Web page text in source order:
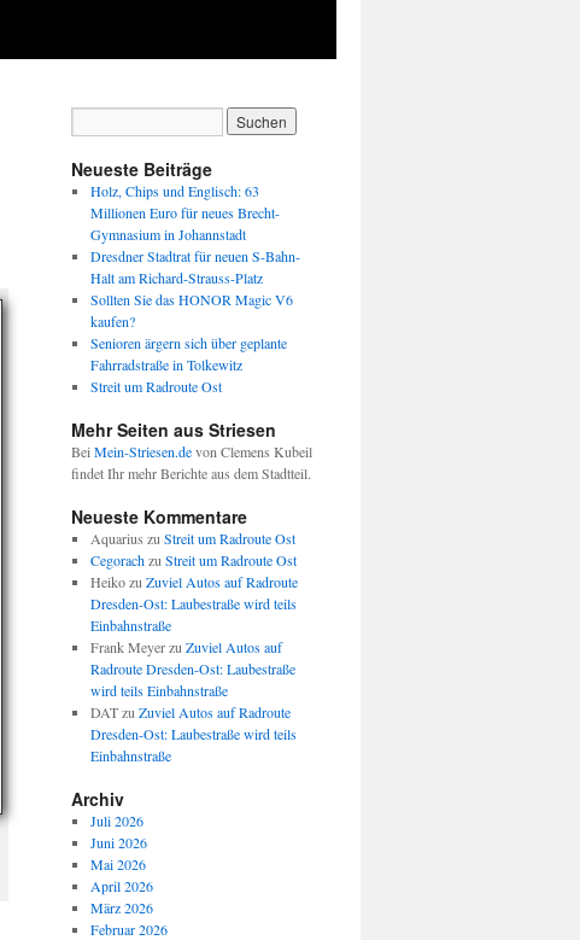
Neueste Beiträge
Holz, Chips und Englisch: 63
Millionen Euro für neues Brecht-
Gymnasium in Johannstadt
Dresdner Stadtrat für neuen S-Bahn-
Halt am Richard-Strauss-Platz
Sollten Sie das HONOR Magic V6
kaufen?
Senioren ärgern sich über geplante
Fahrradstraße in Tolkewitz
Streit um Radroute Ost
Mehr Seiten aus Striesen
Bei Mein-Striesen.devon Clemens Kubeil
findet Ihr mehr Berichte aus dem Stadtteil.
Neueste Kommentare
Aquarius zu Streit um Radroute Ost
Cegorachzu Streit um Radroute Ost
Heikozu Zuviel Autos auf Radroute
Dresden-Ost: Laubestraße wird teils
Einbahnstraße
Frank Meyerzu Zuviel Autos auf
Radroute Dresden-Ost: Laubestraße
wird teils Einbahnstraße
DATzu Zuviel Autos auf Radroute
Dresden-Ost: Laubestraße wird teils
Einbahnstraße
Archiv
Juli 2026
Juni 2026
Mai 2026
April 2026
März 2026
Februar 2026